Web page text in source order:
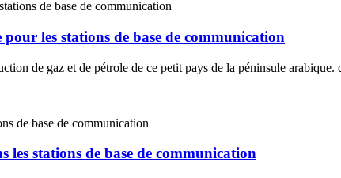
les stations de base de communication
de gaz et de pétrole de ce petit pays de la péninsule
les stations de base de communication